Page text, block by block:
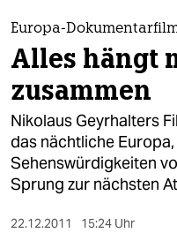
themen
politik
öko
gesellschaft
kultur
sport
Europa-
Alles hängt
zusammen
Nikolaus Geyrhalters
das nächtliche Europa,
Sehenswürdigkeiten
Sprung zur nächsten
22.12.2011 15:24 Uhr